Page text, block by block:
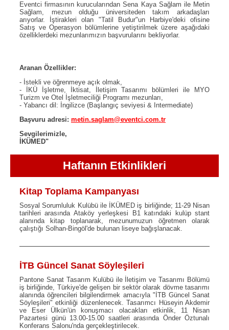
Eventci firmasının kurucularından Sena Kaya Sağlam ile Metin
Sağlam, mezun olduğu üniversiteden takım arkadaşları
arıyorlar. İştirakleri olan "Tatil Budur"un Harbiye'deki ofisine
Satış ve Operasyon bölümlerine yetiştirilmek üzere aşağıdaki
özelliklerdeki mezunlarımızın başvurularını bekliyorlar.
Aranan Özellikler:
- İstekli ve öğrenmeye açık olmak,
- İKÜ İşletme, İktisat, İletişim Tasarımı bölümleri ile MYO
Turizm ve Otel İşletmeciliği Programı mezunları,
- Yabancı dil: İngilizce (Başlangıç seviyesi & Intermediate)
Başvuru adresi: metin.saglam@eventci.com.tr
Sevgilerimizle,
İKÜMED"
Haftanın Etkinlikleri
Kitap Toplama Kampanyası
Sosyal Sorumluluk Kulübü ile İKÜMED iş birliğinde; 11-29 Nisan
tarihleri arasında Ataköy yerleşkesi B1 katındaki kulüp stant
alanında kitap toplanarak, mezunumuzun öğretmen olarak
çalıştığı Solhan-Bingöl'de bulunan liseye bağışlanacak.
İTB Güncel Sanat Söyleşileri
Pantone Sanat Tasarım Kulübü ile İletişim ve Tasarımı Bölümü
iş birliğinde, Türkiye'de gelişen bir sektör olarak dövme tasarımı
alanında öğrencileri bilgilendirmek amacıyla "İTB Güncel Sanat
Söyleşileri" etkinliği düzenlenecek. Tasarımcı Hüseyin Akdemir
ve Eser Ülkün'ün konuşmacı olacakları etkinlik, 11 Nisan
Pazartesi günü 13.00-15.00 saatleri arasında Önder Öztunalı
Konferans Salonu'nda gerçekleştirilecek.